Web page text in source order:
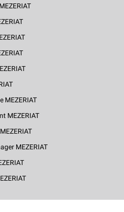
MEZERIAT
MEZERIAT
MEZERIAT